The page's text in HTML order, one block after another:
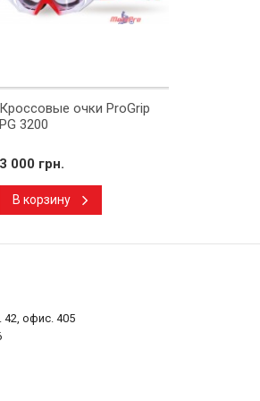
Кроссовые очки ProGrip
PG 3200
3 000 грн.
В корзину
42, офис. 405